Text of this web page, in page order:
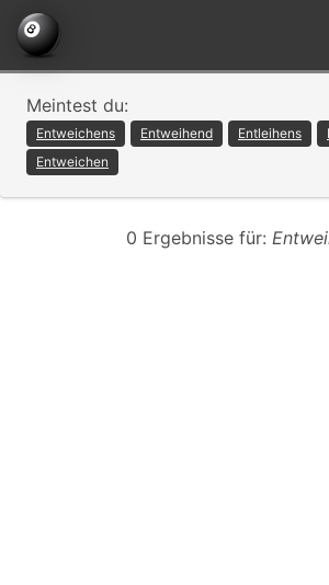
Meintest du:
Entweichens Entweihend Entleihens
Entweichen
0 Ergebnisse für: